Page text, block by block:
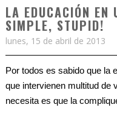
LA EDUCACIÓN
SIMPLE, STUPID!
lunes, 15 de abril de 2013
Por todos es sabido que la
que intervienen multitud de
necesita es que la